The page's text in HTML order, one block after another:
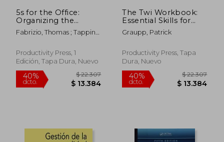
40%
dcto. $ 12.265
40%
dcto.
5s for the Office:
Organizing the
Workplace to
Eliminate Waste (en
Fabrizio, Thomas ; Tapping,
Productivity Press, 1
Edición, Tapa Dura, Nuevo
The Twi Workbook:
Essential Skills for
Supervisors, Second
Edition (en Inglés)
Graupp, Patrick
Productivity Press, Tapa
Dura, Nuevo